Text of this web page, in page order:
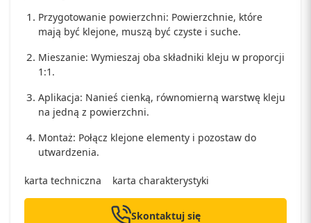
Przygotowanie powierzchni: Powierzchnie, które
mają być klejone, muszą być czyste i suche.
Mieszanie: Wymieszaj oba składniki kleju w proporcji
1:1.
Aplikacja: Nanieś cienką, równomierną warstwę kleju
na jedną z powierzchni.
Montaż: Połącz klejone elementy i pozostaw do
utwardzenia.
karta techniczna karta charakterystyki
Skontaktuj się